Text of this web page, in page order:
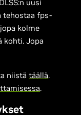
uusi
tehostaa fps-
kolme
kohti. Jopa
niistätäällä.
.